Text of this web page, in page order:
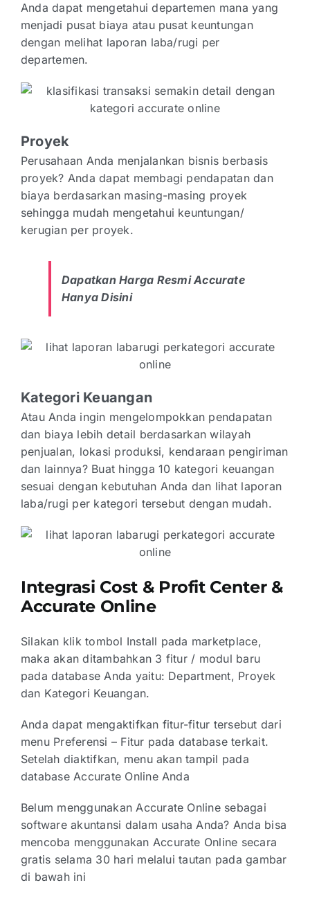
Anda dapat mengetahui departemen mana yang
menjadi pusat biaya atau pusat keuntungan
dengan melihat laporan laba/rugi per
departemen.
Proyek
Perusahaan Anda menjalankan bisnis berbasis
proyek? Anda dapat membagi pendapatan dan
biaya berdasarkan masing-masing proyek
sehingga mudah mengetahui keuntungan/
kerugian per proyek.
Dapatkan Harga Resmi Accurate
Hanya Disini
Kategori Keuangan
Atau Anda ingin mengelompokkan pendapatan
dan biaya lebih detail berdasarkan wilayah
penjualan, lokasi produksi, kendaraan pengiriman
dan lainnya? Buat hingga 10 kategori keuangan
sesuai dengan kebutuhan Anda dan lihat laporan
laba/rugi per kategori tersebut dengan mudah.
Integrasi Cost & Profit Center &
Accurate Online
Silakan klik tombol Install pada marketplace,
maka akan ditambahkan 3 fitur / modul baru
pada database Anda yaitu: Department, Proyek
dan Kategori Keuangan.
Anda dapat mengaktifkan fitur-fitur tersebut dari
menu Preferensi – Fitur pada database terkait.
Setelah diaktifkan, menu akan tampil pada
database Accurate Online Anda
Belum menggunakan Accurate Onlinesebagai
software akuntansi dalam usaha Anda? Anda bisa
mencoba menggunakan Accurate Online secara
gratis selama 30 hari melalui tautan pada gambar
di bawah ini